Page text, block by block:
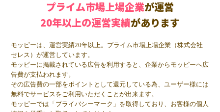
プライム市場上場企業が運営
20年以上の運営実績があります
モッピーは、運営実績20年以上。プライム市場上場企業（株式会社
セレス）が運営しています。
モッピーに掲載されている広告を利用すると、企業からモッピーへ広
告費が支払われます。
その広告費の一部をポイントとして還元している為、ユーザー様には
無料でサービスをご利用いただくことが出来ます。
モッピーでは「プライバシーマーク」を取得しており、お客様の個人